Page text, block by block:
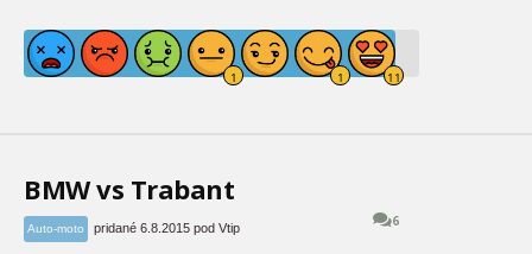
BMW vs Trabant
6
Auto-moto pridané 6.8.2015 pod Vtip